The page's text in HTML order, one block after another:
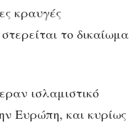
κραυγές
το δικαίωμα
ισλαμιστικό
Ευρώπη, και κυρίως